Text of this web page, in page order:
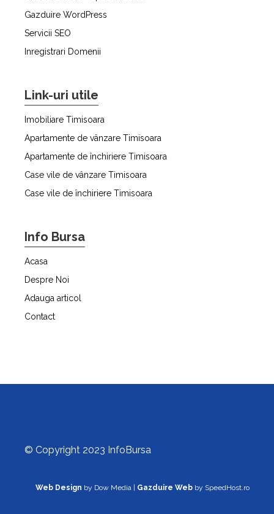
Gazduire WordPress
Servicii SEO
Inregistrari Domenii
Link-uri utile
Imobiliare Timisoara
Apartamente de vânzare Timisoara
Apartamente de închiriere Timisoara
Case vile de vânzare Timisoara
Case vile de închiriere Timisoara
Info Bursa
Acasa
Despre Noi
Adauga articol
Contact
© Copyright 2023 InfoBursa
Web Design by Dow Media | Gazduire Web by SpeedHost.ro